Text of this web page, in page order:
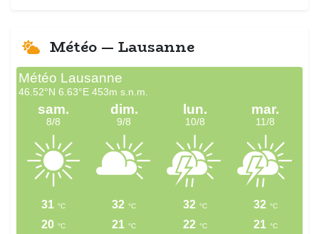
Météo — Lausanne